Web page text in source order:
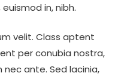
in, nibh.
velit. Class aptent
per conubia nostra,
ante. Sed lacinia,